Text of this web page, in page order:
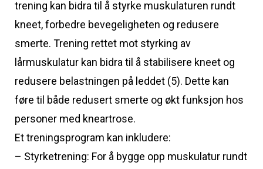
trening kan bidra til å styrke muskulaturen rundt
kneet, forbedre bevegeligheten og redusere
smerte. Trening rettet mot styrking av
lårmuskulatur kan bidra til å stabilisere kneet og
redusere belastningen på leddet (5). Dette kan
føre til både redusert smerte og økt funksjon hos
personer med kneartrose.
Et treningsprogram kan inkludere:
– Styrketrening: For å bygge opp muskulatur rundt